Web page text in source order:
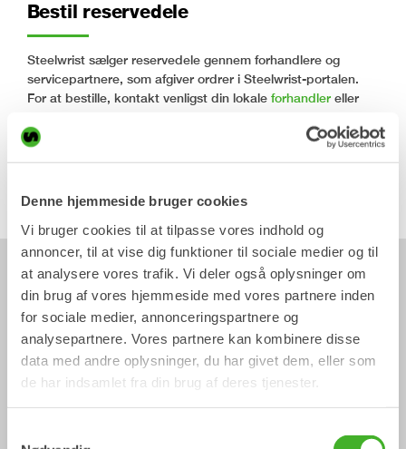
Denne hjemmeside bruger cookies
Vi bruger cookies til at tilpasse vores indhold og
annoncer, til at vise dig funktioner til sociale medier og til
at analysere vores trafik. Vi deler også oplysninger om
din brug af vores hjemmeside med vores partnere inden
for sociale medier, annonceringspartnere og
analysepartnere. Vores partnere kan kombinere disse
data med andre oplysninger, du har givet dem, eller som
de har indsamlet fra din brug af deres tjenester.
Bestil reservedele
Steelwrist sælger reservedele gennem forhandlere og
servicepartnere, som afgiver ordrer i Steelwrist-portalen.
For at bestille, kontakt venligst din lokale forhandlereller
påkrævet.
Brug for hjælp til at finde den rigtige
reservedel?
Selvom Steelwrist sælger reservedele gennem forhandlere
og servicepartnere, er vores supportteam altid tilgængeligt